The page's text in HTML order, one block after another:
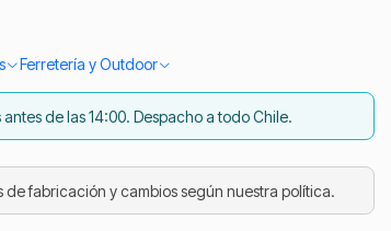
Ferretería y Outdoor
antes de las 14:00. Despacho a todo Chile.
fabricación y cambios según nuestra política.